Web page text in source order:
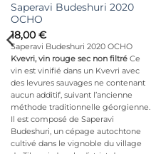
Saperavi Budeshuri 2020
OCHO
18,00 €
Saperavi Budeshuri 2020 OCHO
Kvevri, vin rouge sec non filtréCe
vin est vinifié dans un Kvevri avec
des levures sauvages ne contenant
aucun additif, suivant l’ancienne
méthode traditionnelle géorgienne.
Il est composé de Saperavi
Budeshuri, un cépage autochtone
cultivé dans le vignoble du village